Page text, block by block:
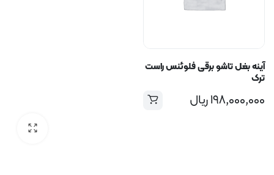
آینه بغل تاشو برقی فلوئنس راست
ترک
۱۹۸,۰۰۰,۰۰۰ریال